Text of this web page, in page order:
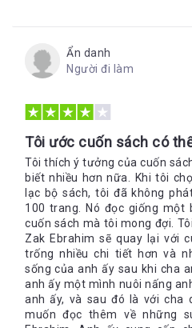
Nhân vật Sayyid Nosair xuất
hoàn toàn trái ngược, là một
người Do Thái Meir Kahane và
ông đồng thời cũng là một
gia đình. Lẽ dĩ nhiên, không ai
chọn cha mẹ. Không thể trách
anh sinh ra đã là con của một
được lựa chọn, tôi tin chắc một
muốn có một người cha
thương mà thôi.
Kết luận
Chính bản thân tác giả, một
nên bức tranh đơn giản nhưng
liệt tại Afghanistan, về mâu
Hồi giáo cực đoan và người
lúc thù địch giữa Mỹ và lực
Như tôi đã từng khẳng định, ai
con đường định hướng cho
Ẩn danh
Người đi làm
Tôi ước cuốn sách có
Tôi thích ý tưởng của cuốn
biết nhiều hơn nữa. Khi tôi
lạc bộ sách, tôi đã không
100 trang. Nó đọc giống
cuốn sách mà tôi mong đợi.
Zak Ebrahim sẽ quay lại với
trống nhiều chi tiết hơn và
sống của anh ấy sau khi cha
anh ấy một mình nuôi nấng
anh ấy, và sau đó là với cha
muốn đọc thêm về những